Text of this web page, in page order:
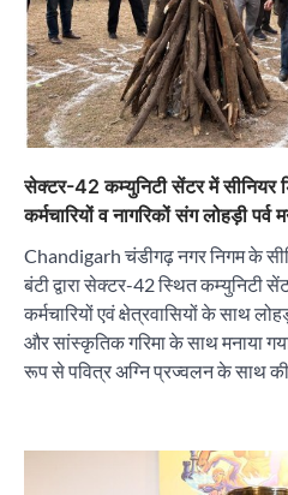
सेक्टर-42 कम्युनिटी सेंटर में सीनियर
कर्मचारियों व नागरिकों संग लोहड़ी पर्व
Chandigarh चंडीगढ़ नगर निगम के
बंटी द्वारा सेक्टर-42 स्थित कम्युनिटी
कर्मचारियों एवं क्षेत्रवासियों के साथ
और सांस्कृतिक गरिमा के साथ मनाया
रूप से पवित्र अग्नि प्रज्वलन के साथ